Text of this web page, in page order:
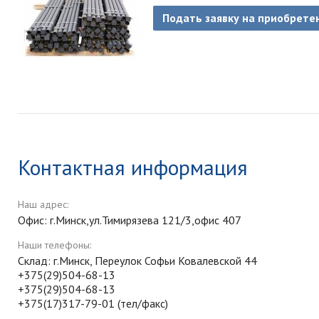
Подать заявку на
Контактная информация
Наш адрес:
Офис: г.Минск,ул.Тимирязева 121/3,офис 407
Наши телефоны:
Склад: г.Минск, Переулок Софьи Ковалевской 44
+375(29)504-68-13
+375(29)504-68-13
+375(17)317-79-01 (тел/факс)